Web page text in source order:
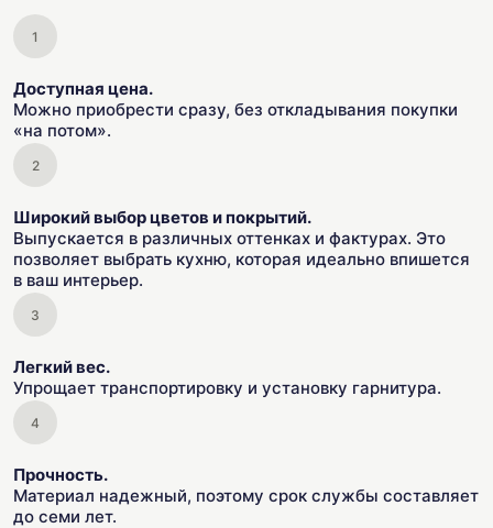
Доступная цена.
Можно приобрести сразу, без откладывания покупки
«на потом».
Широкий выбор цветов и покрытий.
Выпускается в различных оттенках и фактурах. Это
позволяет выбрать кухню, которая идеально впишется
в ваш интерьер.
Легкий вес.
Упрощает транспортировку и установку гарнитура.
Прочность.
Материал надежный, поэтому срок службы составляет
до семи лет.